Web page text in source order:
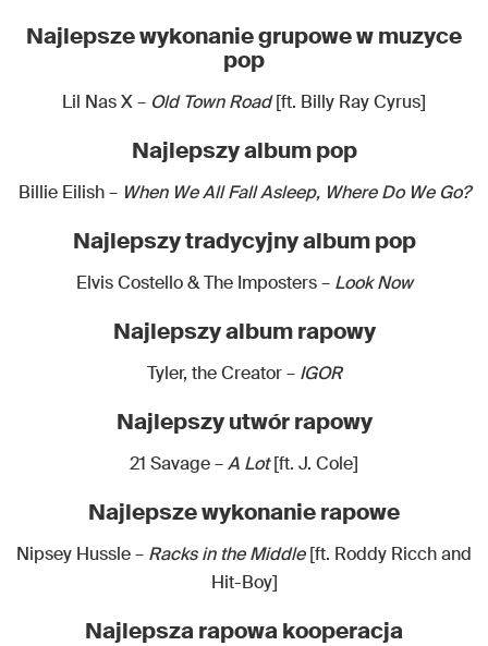
Najlepsze wykonanie grupowe w muzyce
pop
Lil Nas X – Old Town Road[ft. Billy Ray Cyrus]
Najlepszy album pop
Billie Eilish – When We All Fall Asleep, Where Do We Go?
Najlepszy tradycyjny album pop
Elvis Costello & The Imposters –Look Now
Najlepszy album rapowy
Tyler, the Creator – IGOR
Najlepszy utwór rapowy
21 Savage –A Lot[ft. J. Cole]
Najlepsze wykonanie rapowe
Nipsey Hussle – Racks in the Middle[ft. Roddy Ricch and
Hit-Boy]
Najlepsza rapowa kooperacja